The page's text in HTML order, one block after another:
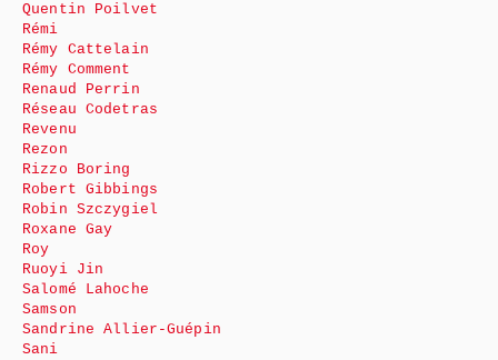
Quentin Poilvet
Rémi
Rémy Cattelain
Rémy Comment
Renaud Perrin
Réseau Codetras
Revenu
Rezon
Rizzo Boring
Robert Gibbings
Robin Szczygiel
Roxane Gay
Roy
Ruoyi Jin
Salomé Lahoche
Samson
Sandrine Allier-Guépin
Sani